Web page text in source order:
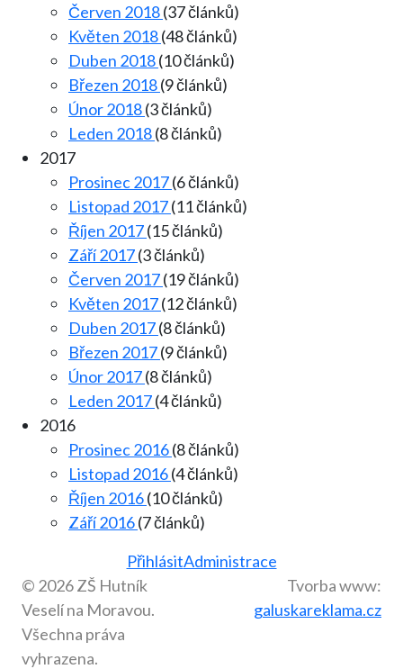
Červen 2018(37 článků)
Květen 2018(48 článků)
Duben 2018(10 článků)
Březen 2018(9 článků)
Únor 2018(3 článků)
Leden 2018(8 článků)
2017
Prosinec 2017(6 článků)
Listopad 2017(11 článků)
Říjen 2017(15 článků)
Září 2017(3 článků)
Červen 2017(19 článků)
Květen 2017(12 článků)
Duben 2017(8 článků)
Březen 2017(9 článků)
Únor 2017(8 článků)
Leden 2017(4 článků)
2016
Prosinec 2016(8 článků)
Listopad 2016(4 článků)
Říjen 2016(10 článků)
Září 2016(7 článků)
PřihlásitAdministrace
© 2026 ZŠ Hutník
Veselí na Moravou.
Všechna práva
vyhrazena.
Tvorba www:
galuskareklama.cz